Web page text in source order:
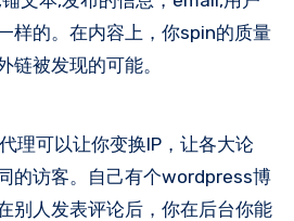
样的。在内容上，你spin的质量
链被发现的可能。
理可以让你变换IP，让各大论
的访客。自己有个wordpress博
别人发表评论后，你在后台你能